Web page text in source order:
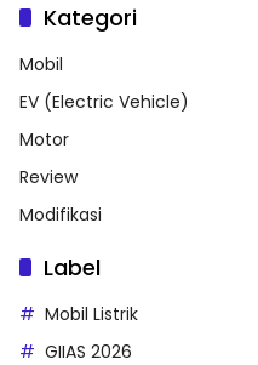
Kategori
Mobil
EV (Electric Vehicle)
Motor
Review
Modifikasi
Label
Mobil Listrik
GIIAS 2026